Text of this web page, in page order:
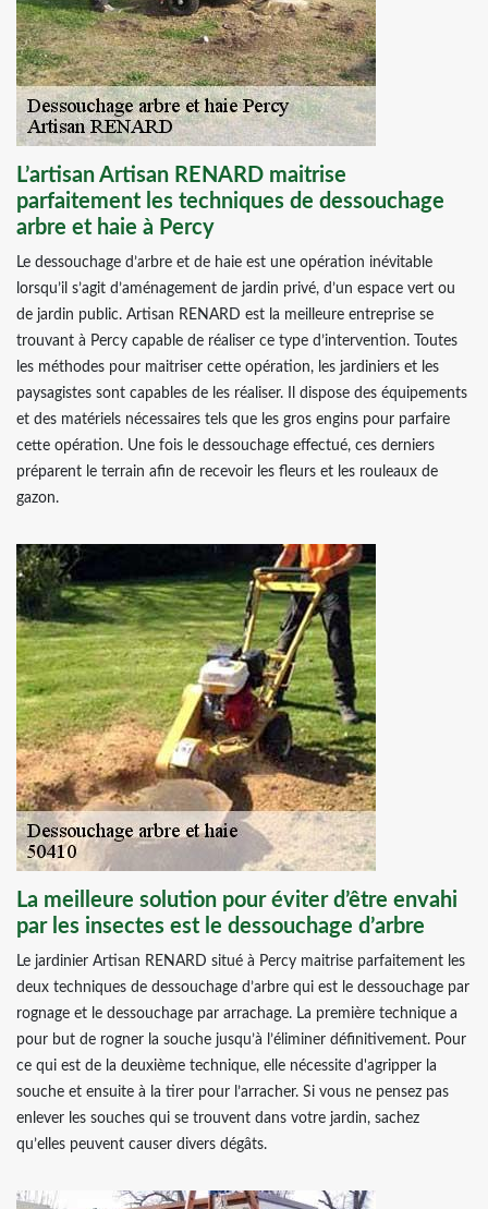
L’artisan Artisan RENARD maitrise
parfaitement les techniques de dessouchage
arbre et haie à Percy
Le dessouchage d’arbre et de haie est une opération inévitable
lorsqu’il s’agit d’aménagement de jardin privé, d’un espace vert ou
de jardin public. Artisan RENARD est la meilleure entreprise se
trouvant à Percy capable de réaliser ce type d’intervention. Toutes
les méthodes pour maitriser cette opération, les jardiniers et les
paysagistes sont capables de les réaliser. Il dispose des équipements
et des matériels nécessaires tels que les gros engins pour parfaire
cette opération. Une fois le dessouchage effectué, ces derniers
préparent le terrain afin de recevoir les fleurs et les rouleaux de
gazon.
La meilleure solution pour éviter d’être envahi
par les insectes est le dessouchage d’arbre
Le jardinier Artisan RENARD situé à Percy maitrise parfaitement les
deux techniques de dessouchage d’arbre qui est le dessouchage par
rognage et le dessouchage par arrachage. La première technique a
pour but de rogner la souche jusqu’à l’éliminer définitivement. Pour
ce qui est de la deuxième technique, elle nécessite d'agripper la
souche et ensuite à la tirer pour l’arracher. Si vous ne pensez pas
enlever les souches qui se trouvent dans votre jardin, sachez
qu’elles peuvent causer divers dégâts.